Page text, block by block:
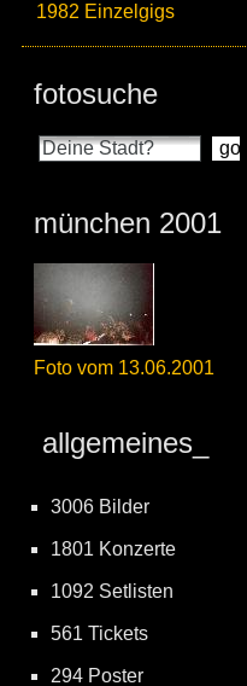
1982 Einzelgigs
fotosuche
münchen 2001
Foto vom 13.06.2001
allgemeines_
3006 Bilder
1801 Konzerte
1092 Setlisten
561 Tickets
294 Poster